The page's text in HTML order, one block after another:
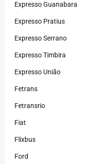
Expresso Guanabara
Expresso Pratius
Expresso Serrano
Expresso Timbira
Expresso União
Fetrans
Fetransrio
Fiat
Flixbus
Ford